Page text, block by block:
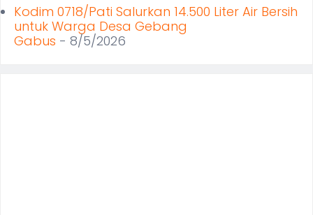
Kodim 0718/Pati Salurkan 14.500 Liter Air Bersih
untuk Warga Desa Gebang
Gabus - 8/5/2026